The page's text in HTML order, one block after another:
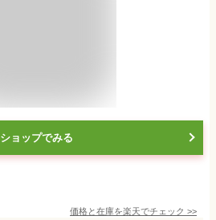
ショップでみる
価格と在庫を楽天でチェック >>